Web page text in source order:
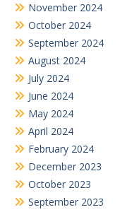
August 2023
July 2023
June 2023
May 2023
April 2023
March 2023
December 2022
November 2022
October 2022
September 2022
August 2022
July 2022